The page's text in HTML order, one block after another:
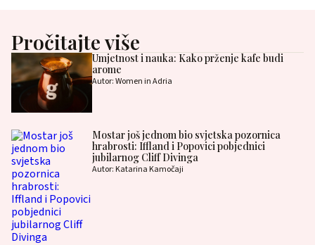
Pročitajte više
Umjetnost i nauka: Kako prženje kafe budi
arome
Autor: Women in Adria
Mostar još jednom bio svjetska pozornica
hrabrosti: Iffland i Popovici pobjednici
jubilarnog Cliff Divinga
Autor: Katarina Kamočaji